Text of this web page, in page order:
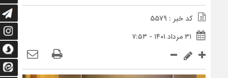
کد خبر : 5579
۳۱ مرداد ۱۴۰۱ - ۷:۵۳